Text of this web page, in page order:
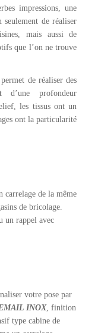
impressions, une
de réaliser
mais aussi de
que l’on ne trouve
de réaliser des
d’une profondeur
les tissus ont un
ont la particularité
carrelage de la même
de bricolage.
un rappel avec
votre pose par
INOX, finition
type cabine de